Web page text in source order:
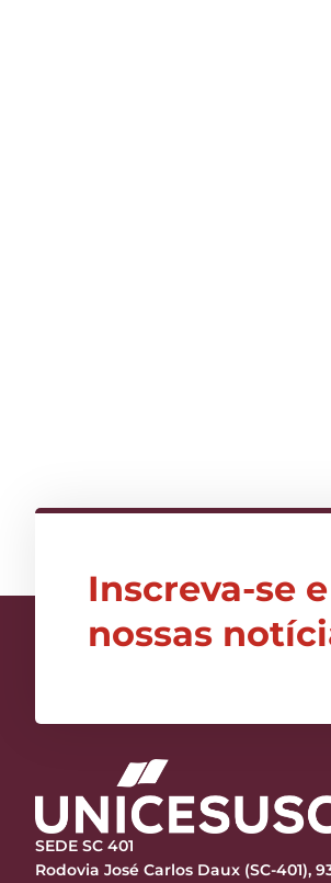
Inscreva-se
nossas
SEDE SC 401
Rodovia José Carlos Daux (SC-401),